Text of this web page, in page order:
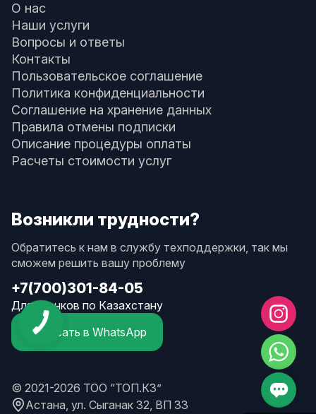
О нас
Наши услуги
Вопросы и ответы
Контакты
Пользовательское соглашение
Политика конфиденциальности
Соглашение на хранение данных
Правила отмены подписки
Описание процедуры оплаты
Расчеты стоимости услуг
Возникли трудности?
Обратитесь к нам в службу техподдержки, так мы
сможем решить вашу проблему
+7(700)301-84-05
Для звонков по Казахстану
Написать в WhatsApp
© 2021-2026 ТОО “ТОП.КЗ”
Астана, ул. Сыганак 32, ВП 33